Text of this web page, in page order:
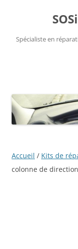
Spécialiste en
Accueil / Kits de
colonne de direction